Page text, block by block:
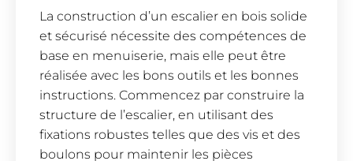
La construction d’un escalier en bois solide
et sécurisé nécessite des compétences de
base en menuiserie, mais elle peut être
réalisée avec les bons outils et les bonnes
instructions. Commencez par construire la
structure de l’escalier, en utilisant des
fixations robustes telles que des vis et des
boulons pour maintenir les pièces